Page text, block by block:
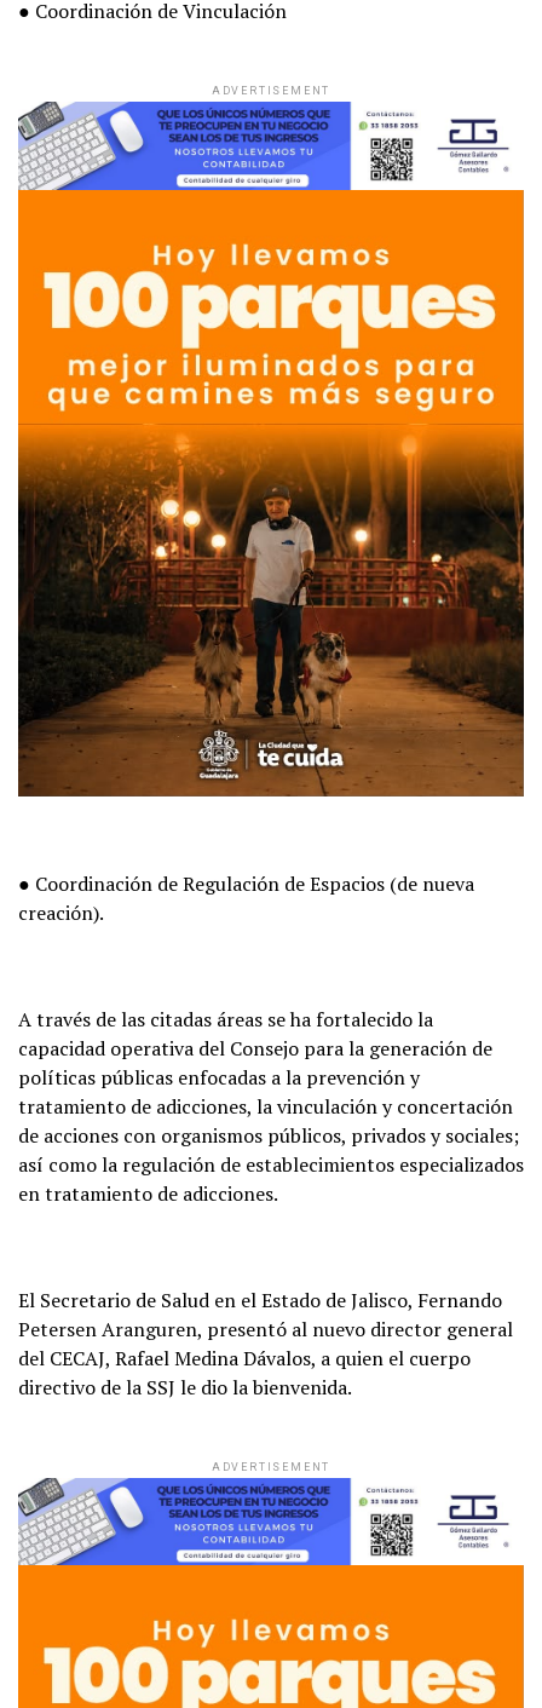
● Coordinación de Vinculación
ADVERTISEMENT
● Coordinación de Regulación de Espacios (de nueva
creación).
A través de las citadas áreas se ha fortalecido la
capacidad operativa del Consejo para la generación de
políticas públicas enfocadas a la prevención y
tratamiento de adicciones, la vinculación y concertación
de acciones con organismos públicos, privados y sociales;
así como la regulación de establecimientos especializados
en tratamiento de adicciones.
El Secretario de Salud en el Estado de Jalisco, Fernando
Petersen Aranguren, presentó al nuevo director general
del CECAJ, Rafael Medina Dávalos, a quien el cuerpo
directivo de la SSJ le dio la bienvenida.
ADVERTISEMENT